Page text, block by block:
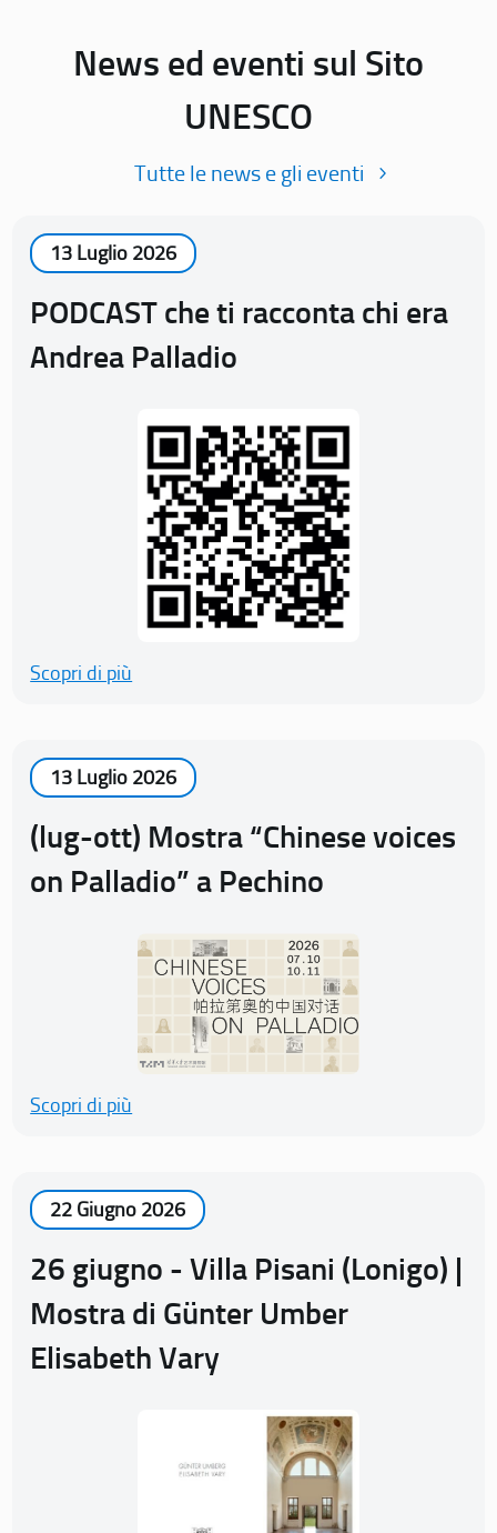
News ed eventi sul Sito
UNESCO
Tutte le news e gli eventi
13 Luglio 2026
PODCAST che ti racconta chi era
Andrea Palladio
Scopri di più
13 Luglio 2026
(lug-ott) Mostra “Chinese voices
on Palladio” a Pechino
Scopri di più
22 Giugno 2026
26 giugno - Villa Pisani (Lonigo) |
Mostra di Günter Umber
Elisabeth Vary